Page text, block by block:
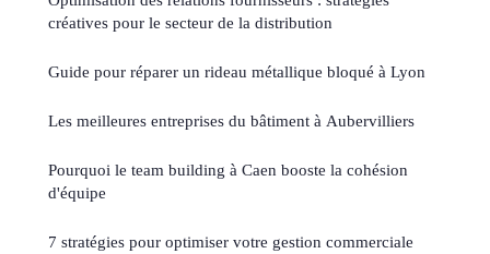
créatives pour le secteur de la distribution
Guide pour réparer un rideau métallique bloqué à Lyon
Les meilleures entreprises du bâtiment à Aubervilliers
Pourquoi le team building à Caen booste la cohésion
d'équipe
7 stratégies pour optimiser votre gestion commerciale